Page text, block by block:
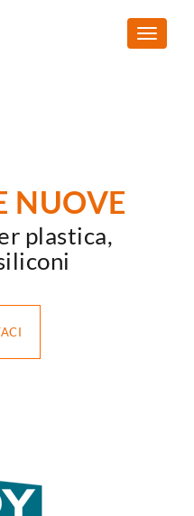
NUOVE
plastica,